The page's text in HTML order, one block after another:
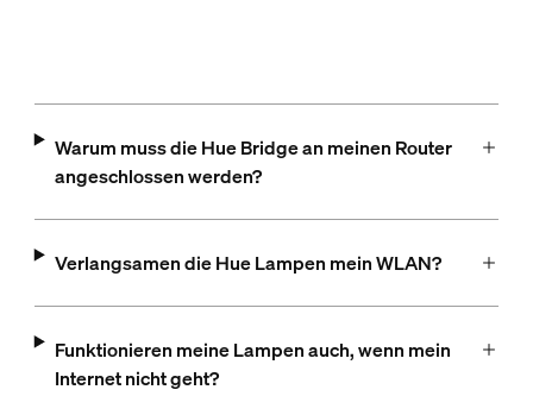
Warum muss die Hue Bridge an meinen Router
angeschlossen werden?
Verlangsamen die Hue Lampen mein WLAN?
Funktionieren meine Lampen auch, wenn mein
Internet nicht geht?